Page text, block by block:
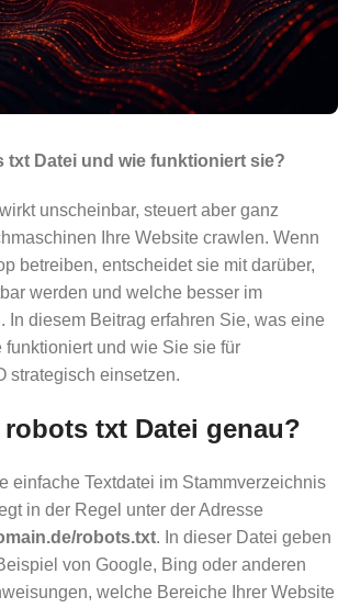
txt Datei und wie funktioniert sie?
unscheinbar, steuert aber ganz
Ihre Website crawlen. Wenn
betreiben, entscheidet sie mit darüber,
werden und welche besser im
In diesem Beitrag erfahren Sie, was eine
funktioniert und wie Sie sie für
strategisch einsetzen.
txt Datei genau?
einfache Textdatei im Stammverzeichnis
in der Regel unter der Adresse
robots.txt. In dieser Datei geben
von Google, Bing oder anderen
welche Bereiche Ihrer Website